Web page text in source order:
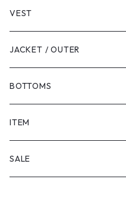
VEST
JACKET / OUTER
BOTTOMS
SHORTS
PANTS
ITEM
SALE